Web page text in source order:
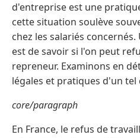
d'entreprise est une
cette situation soulève
chez les salariés
est de savoir si l'on peut
repreneur. Examinons en
légales et pratiques d'un tel
core/paragraph
En France, le refus de